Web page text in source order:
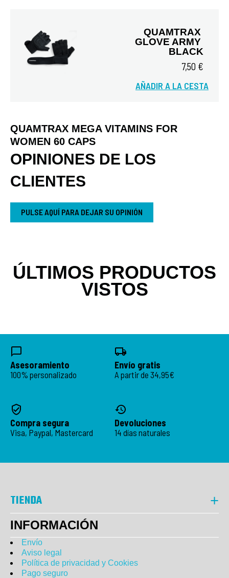
QUAMTRAX
GLOVE ARMY
BLACK
7,50 €
AÑADIR A LA CESTA
QUAMTRAX MEGA VITAMINS FOR
WOMEN 60 CAPS
OPINIONES DE LOS
CLIENTES
PULSE AQUÍ PARA DEJAR SU OPINIÓN
ÚLTIMOS PRODUCTOS
VISTOS
Asesoramiento
100% personalizado
Envío gratis
A partir de 34,95€
Compra segura
Visa, Paypal, Mastercard
Devoluciones
14 días naturales
TIENDA
INFORMACIÓN
Envío
Aviso legal
Política de privacidad y Cookies
Pago seguro